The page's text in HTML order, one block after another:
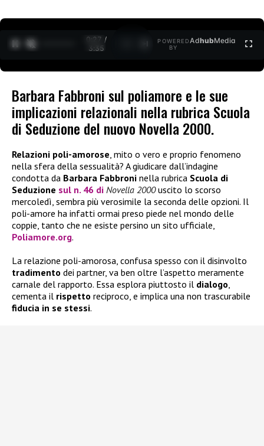
0:28 /
3:35
POWERED
BY
AdhubMedia
Barbara Fabbroni sul poliamore e le sue
implicazioni relazionali nella rubrica Scuola
di Seduzione del nuovo Novella 2000.
Relazioni poli-amorose, mito o vero e proprio fenomeno
nella sfera della sessualità? A giudicare dall’indagine
condotta da Barbara Fabbroni nella rubrica Scuola di
Seduzione sul n. 46 di Novella 2000uscito lo scorso
mercoledì, sembra più verosimile la seconda delle opzioni. Il
poli-amore ha infatti ormai preso piede nel mondo delle
coppie, tanto che ne esiste persino un sito ufficiale,
Poliamore.org.
La relazione poli-amorosa, confusa spesso con il disinvolto
tradimento dei partner, va ben oltre l’aspetto meramente
carnale del rapporto. Essa esplora piuttosto il dialogo,
cementa il rispetto reciproco, e implica una non trascurabile
fiducia in se stessi.